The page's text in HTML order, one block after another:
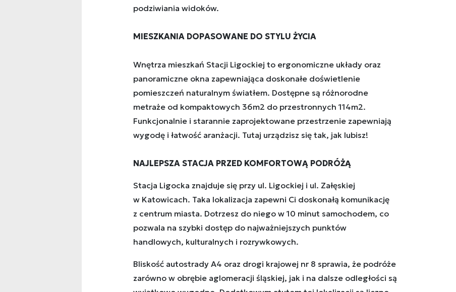
podziwiania widoków.
MIESZKANIA DOPASOWANE DO STYLU ŻYCIA
Wnętrza mieszkań Stacji Ligockiej to ergonomiczne układy oraz
panoramiczne okna zapewniająca doskonałe doświetlenie
pomieszczeń naturalnym światłem. Dostępne są różnorodne
metraże od kompaktowych 36m2 do przestronnych 114m2.
Funkcjonalnie i starannie zaprojektowane przestrzenie zapewniają
wygodę i łatwość aranżacji. Tutaj urządzisz się tak, jak lubisz!
NAJLEPSZA STACJA PRZED KOMFORTOWĄ PODRÓŻĄ
Stacja Ligocka znajduje się przy ul. Ligockiej i ul. Załęskiej
w Katowicach. Taka lokalizacja zapewni Ci doskonałą komunikację
z centrum miasta. Dotrzesz do niego w 10 minut samochodem, co
pozwala na szybki dostęp do najważniejszych punktów
handlowych, kulturalnych i rozrywkowych.
Bliskość autostrady A4 oraz drogi krajowej nr 8 sprawia, że podróże
zarówno w obrębie aglomeracji śląskiej, jak i na dalsze odległości są